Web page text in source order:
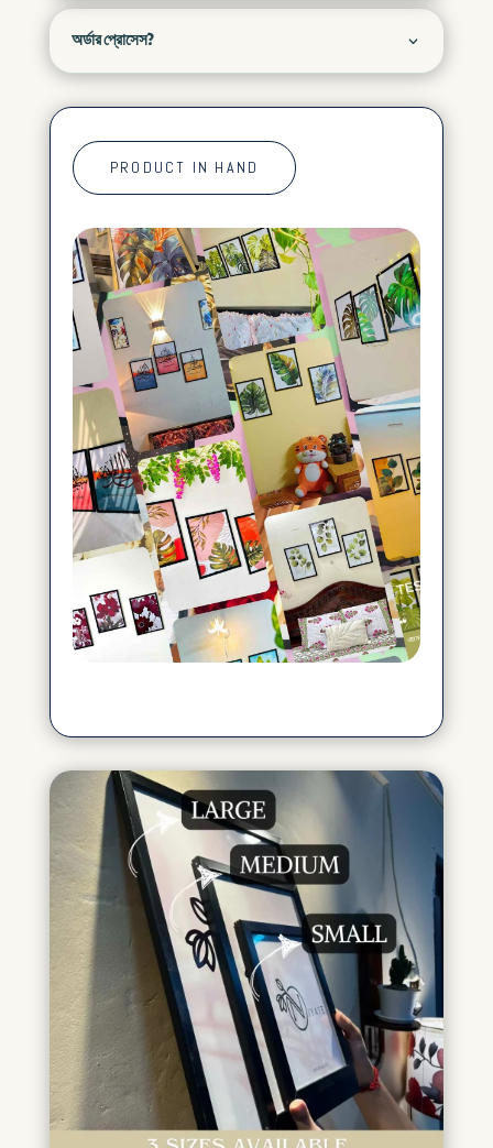
অর্ডার প্রোসেস?
PRODUCT IN HAND